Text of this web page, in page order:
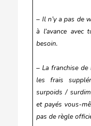
– Il n’y a pas de
à l’avance
besoin.
– La franchise
les frais
surpoids /
et payés vous-
pas de règle